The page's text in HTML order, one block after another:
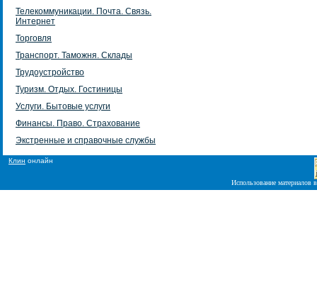
Телекоммуникации. Почта. Связь.
Интернет
Торговля
Транспорт. Таможня. Склады
Трудоустройство
Туризм. Отдых. Гостиницы
Услуги. Бытовые услуги
Финансы. Право. Страхование
Экстренные и справочные службы
Клин онлайн
Использование материалов